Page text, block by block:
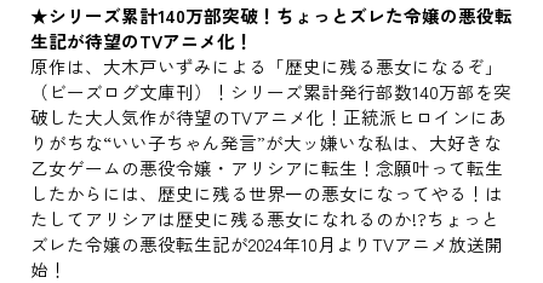
★シリーズ累計140万部突破！ちょっとズレた令嬢の悪役転
生記が待望のTVアニメ化！
原作は、大木戸いずみによる「歴史に残る悪女になるぞ」
（ビーズログ文庫刊）！シリーズ累計発行部数140万部を突
破した大人気作が待望のTVアニメ化！正統派ヒロインにあ
りがちな“いい子ちゃん発言”が大ッ嫌いな私は、大好きな
乙女ゲームの悪役令嬢・アリシアに転生！念願叶って転生
したからには、歴史に残る世界一の悪女になってやる！は
たしてアリシアは歴史に残る悪女になれるのか!?ちょっと
ズレた令嬢の悪役転生記が2024年10月よりTVアニメ放送開
始！